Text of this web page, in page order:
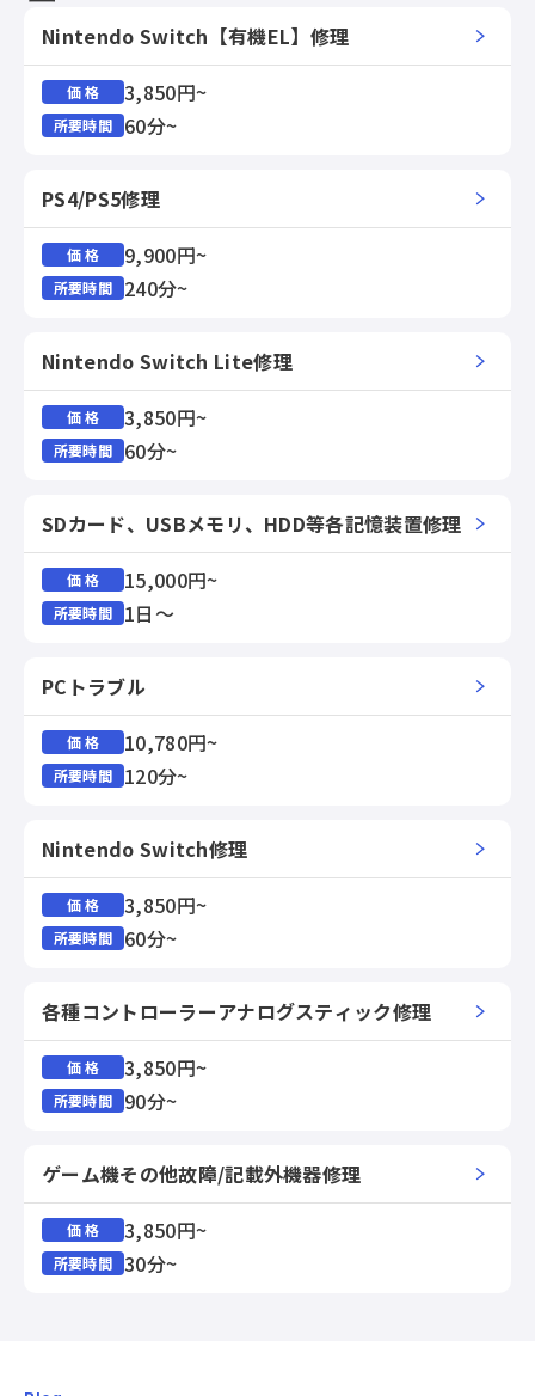
Nintendo Switch【有機EL】修理
価 格 3,850円~
所要時間 60分~
PS4/PS5修理
価 格 9,900円~
所要時間 240分~
Nintendo Switch Lite修理
価 格 3,850円~
所要時間 60分~
SDカード、USBメモリ、HDD等各記憶装置修理
価 格 15,000円~
所要時間 1日～
PCトラブル
価 格 10,780円~
所要時間 120分~
Nintendo Switch修理
価 格 3,850円~
所要時間 60分~
各種コントローラーアナログスティック修理
価 格 3,850円~
所要時間 90分~
ゲーム機その他故障/記載外機器修理
価 格 3,850円~
所要時間 30分~